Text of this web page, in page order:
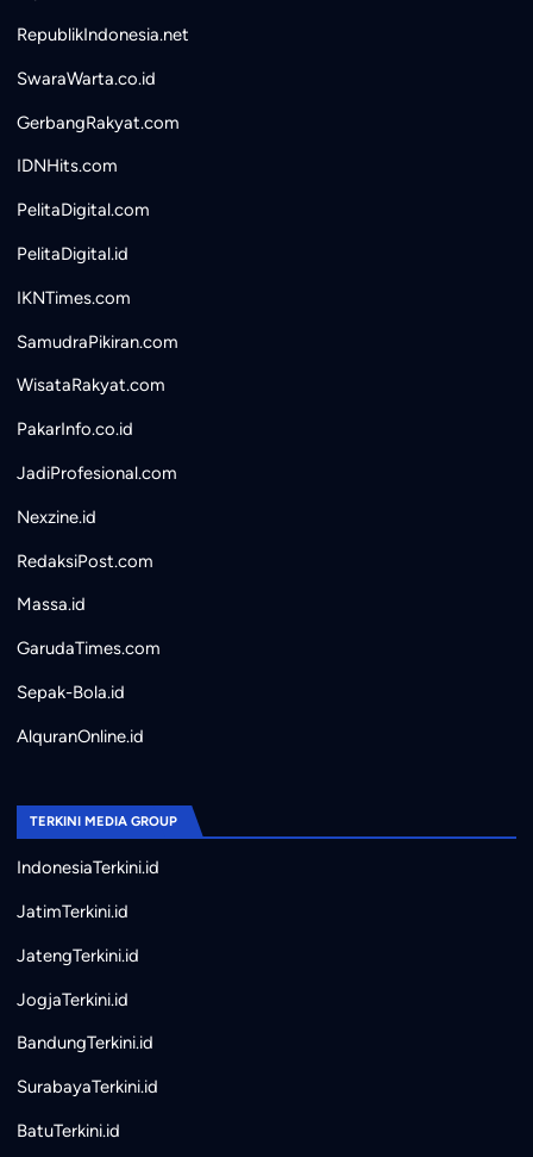
RepublikIndonesia.net
SwaraWarta.co.id
GerbangRakyat.com
IDNHits.com
PelitaDigital.com
PelitaDigital.id
IKNTimes.com
SamudraPikiran.com
WisataRakyat.com
PakarInfo.co.id
JadiProfesional.com
Nexzine.id
RedaksiPost.com
Massa.id
GarudaTimes.com
Sepak-Bola.id
AlquranOnline.id
TERKINI MEDIA GROUP
IndonesiaTerkini.id
JatimTerkini.id
JatengTerkini.id
JogjaTerkini.id
BandungTerkini.id
SurabayaTerkini.id
BatuTerkini.id